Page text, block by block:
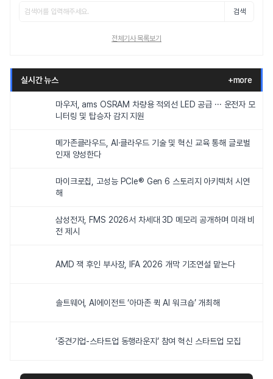
검색
전체기사 목록보기
실시간 뉴스 +more
마우저, ams OSRAM 차량용 적외선 LED 공급 ··· 운전자 모
니터링 및 탑승자 감지 지원
메가존클라우드, AI·클라우드 기술 및 혁신 교육 통해 글로벌
인재 양성한다
마이크로칩, 고성능 PCIe® Gen 6 스토리지 아키텍처 시연
해
삼성전자, FMS 2026서 차세대 3D 메모리 공개하며 미래 비
전 제시
AMD 잭 후인 부사장, IFA 2026 개막 기조연설 맡는다
솔트웨어, AI에이전트 ‘아마존 퀵 AI 워크숍’ 개최해
‘중견기업-스타트업 동행라운지’ 참여 혁신 스타트업 모집